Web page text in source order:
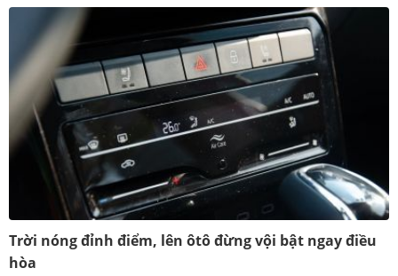
Trời nóng đỉnh điểm, lên ôtô đừng vội bật ngay điều
hòa